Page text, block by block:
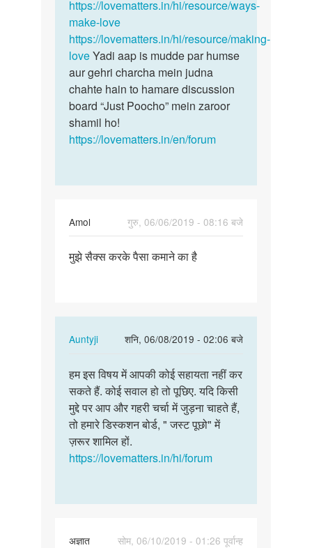
https://lovematters.in/hi/resource/ways-
make-love
https://lovematters.in/hi/resource/making-
loveYadi aap is mudde par humse
aur gehri charcha mein judna
chahte hain to hamare discussion
board “Just Poocho” mein zaroor
shamil ho!
https://lovematters.in/en/forum
Amol
गुरु, 06/06/2019 - 08:16 बजे
मुझे
मुझे सैक्स करके पैसा कमाने का है
Auntyji
शनि, 06/08/2019 - 02:06 बजे
In
to
मुझे
सैक्स
करके
पैसा
कमाने…
हम
इस
विषय
में
आपकी
कोई…
हम इस विषय में आपकी कोई सहायता नहीं कर
सकते हैं. कोई सवाल हो तो पूछिए. यदि किसी
मुद्दे पर आप और गहरी चर्चा में जुड़ना चाहते हैं,
तो हमारे डिस्कशन बोर्ड, " जस्ट पूछो" में
ज़रूर शामिल हों.
https://lovematters.in/hi/forum
अज्ञात
सोम, 06/10/2019 - 01:26 पूर्वान्ह